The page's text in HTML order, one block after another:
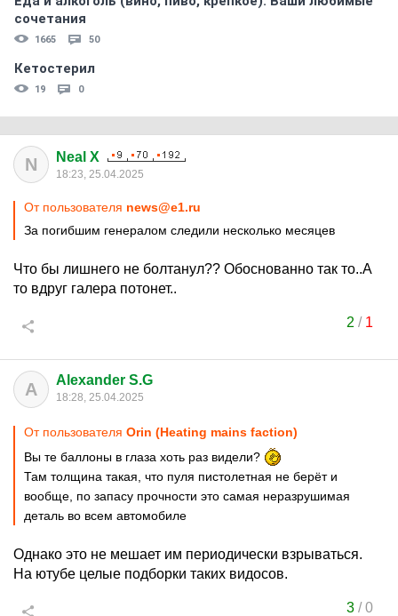
сочетания
1665 50
Кетостерил
19 0
N Neal X
18:23, 25.04.2025
От пользователя news@e1.ru
За погибшим генералом следили несколько месяцев
Что бы лишнего не болтанул?? Обоснованно так то..А
то вдруг галера потонет..
2 / 1
A Alexander S.G
18:28, 25.04.2025
От пользователя Orin (Heating mains faction)
Вы те баллоны в глаза хоть раз видели?
Там толщина такая, что пуля пистолетная не берёт и
вообще, по запасу прочности это самая неразрушимая
деталь во всем автомобиле
Однако это не мешает им периодически взрываться.
На ютубе целые подборки таких видосов.
3/0